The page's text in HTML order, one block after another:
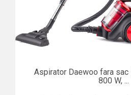
Aspirator Daewoo fara sac
800 W, ...